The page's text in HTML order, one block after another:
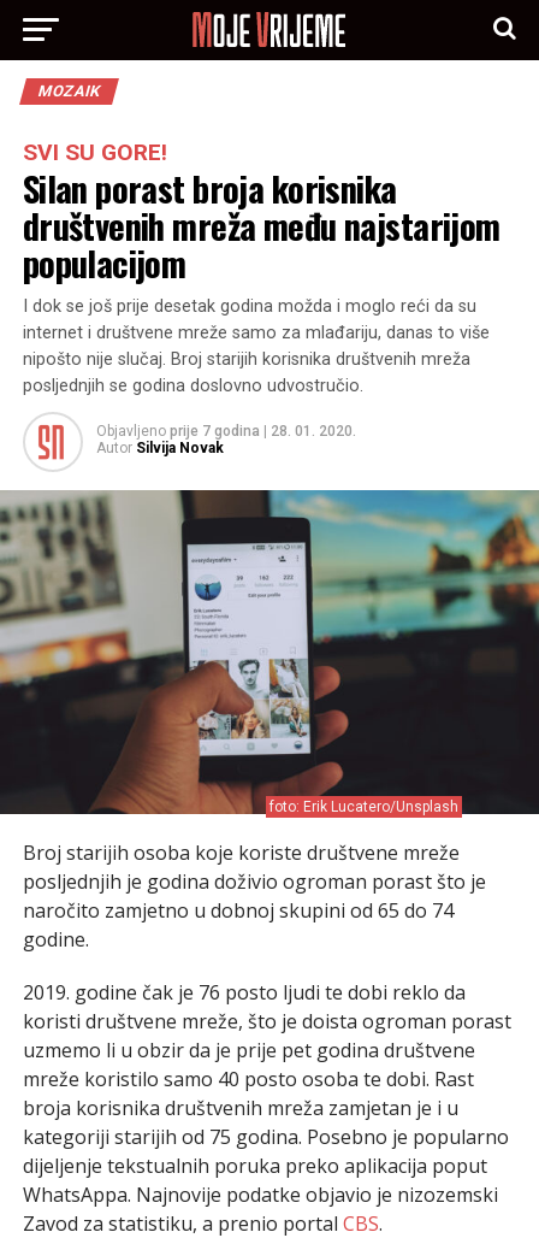
MOZAIK
SVI SU GORE!
Silan porast broja korisnika
društvenih mreža među najstarijom
populacijom
I dok se još prije desetak godina možda i moglo reći da su
internet i društvene mreže samo za mlađariju, danas to više
nipošto nije slučaj. Broj starijih korisnika društvenih mreža
posljednjih se godina doslovno udvostručio.
Objavljeno prije 7 godina
28. 01. 2020.
Autor Silvija Novak
foto: Erik Lucatero/Unsplash
Broj starijih osoba koje koriste društvene mreže
posljednjih je godina doživio ogroman porast što je
naročito zamjetno u dobnoj skupini od 65 do 74
godine.
2019. godine čak je 76 posto ljudi te dobi reklo da
koristi društvene mreže, što je doista ogroman porast
uzmemo li u obzir da je prije pet godina društvene
mreže koristilo samo 40 posto osoba te dobi. Rast
broja korisnika društvenih mreža zamjetan je i u
kategoriji starijih od 75 godina. Posebno je popularno
dijeljenje tekstualnih poruka preko aplikacija poput
WhatsAppa. Najnovije podatke objavio je nizozemski
Zavod za statistiku, a prenio portal CBS.